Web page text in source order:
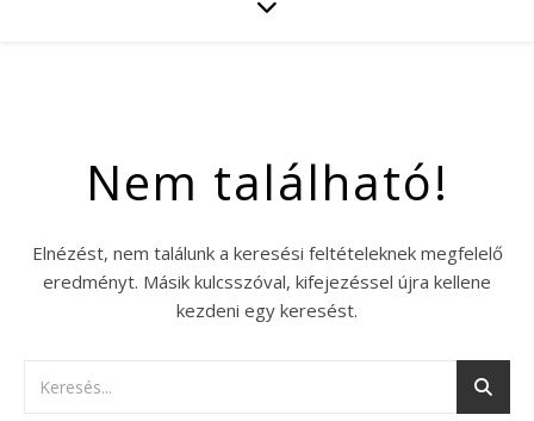
Nem található!
Elnézést, nem találunk a keresési feltételeknek megfelelő
eredményt. Másik kulcsszóval, kifejezéssel újra kellene
kezdeni egy keresést.